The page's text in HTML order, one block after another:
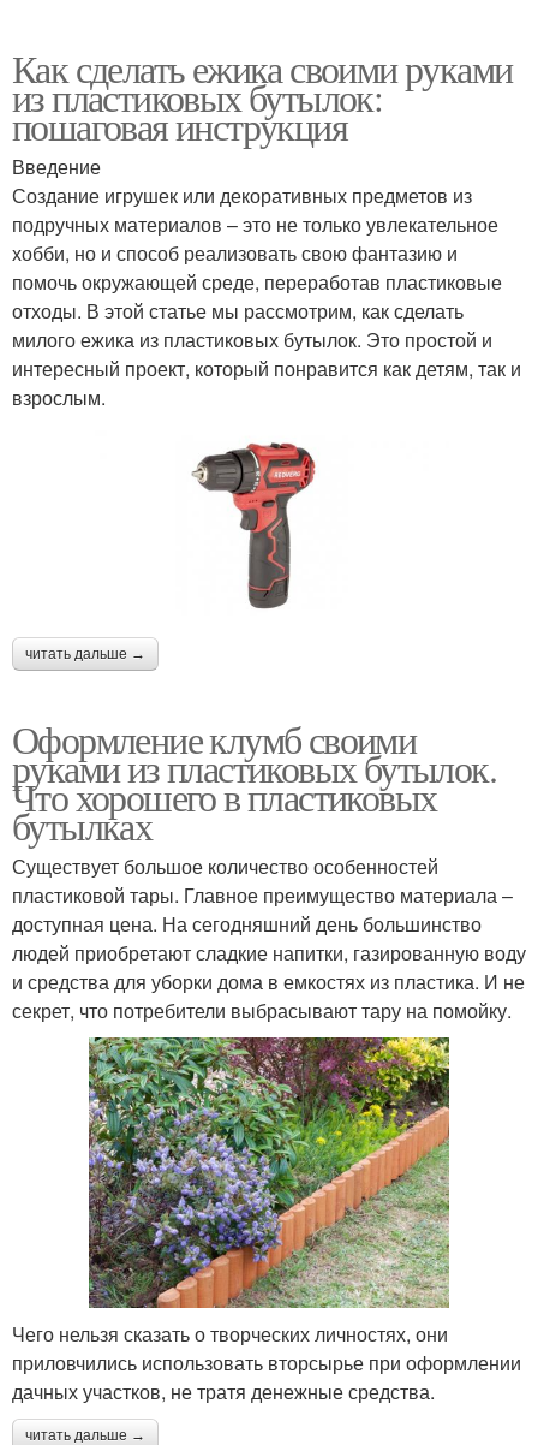
Как сделать ежика своими руками
из пластиковых бутылок:
пошаговая инструкция
Введение
Создание игрушек или декоративных предметов из
подручных материалов – это не только увлекательное
хобби, но и способ реализовать свою фантазию и
помочь окружающей среде, переработав пластиковые
отходы. В этой статье мы рассмотрим, как сделать
милого ежика из пластиковых бутылок. Это простой и
интересный проект, который понравится как детям, так и
взрослым.
читать дальше →
Оформление клумб своими
руками из пластиковых бутылок.
Что хорошего в пластиковых
бутылках
Существует большое количество особенностей
пластиковой тары. Главное преимущество материала –
доступная цена. На сегодняшний день большинство
людей приобретают сладкие напитки, газированную воду
и средства для уборки дома в емкостях из пластика. И не
секрет, что потребители выбрасывают тару на помойку.
Чего нельзя сказать о творческих личностях, они
приловчились использовать вторсырье при оформлении
дачных участков, не тратя денежные средства.
читать дальше →